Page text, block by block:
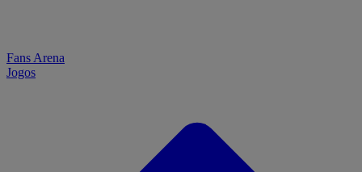
Fans Arena
Jogos